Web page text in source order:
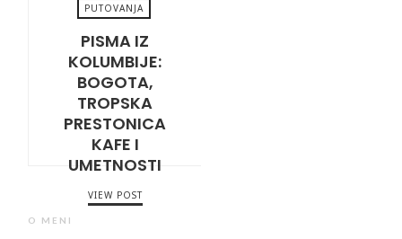
PUTOVANJA
PISMA IZ
KOLUMBIJE:
BOGOTA,
TROPSKA
PRESTONICA
KAFE I
UMETNOSTI
VIEW POST
O MENI